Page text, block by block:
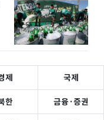
제 국제
한 금융·증권